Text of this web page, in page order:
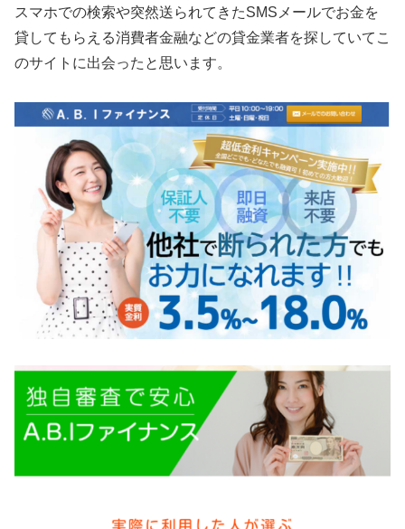
スマホでの検索や突然送られてきたSMSメールでお金を
貸してもらえる消費者金融などの貸金業者を探していてこ
のサイトに出会ったと思います。